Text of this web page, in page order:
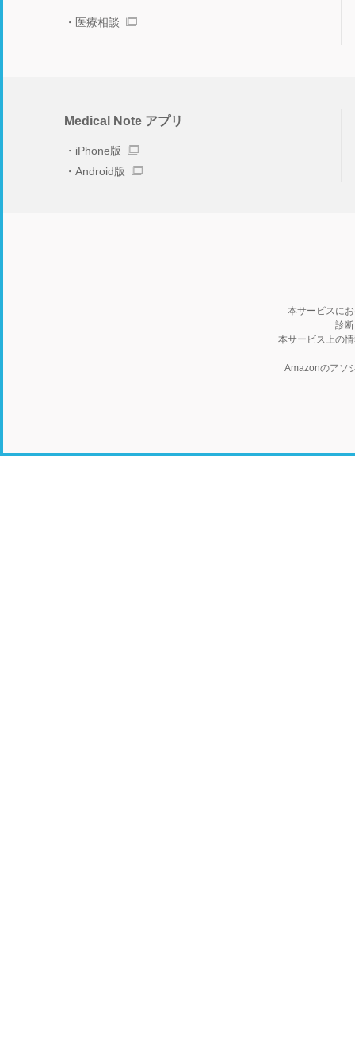
医療相談
Medical Note アプリ
iPhone版
Android版
本サービスに
診
本サービス上の
Amazonのアソ